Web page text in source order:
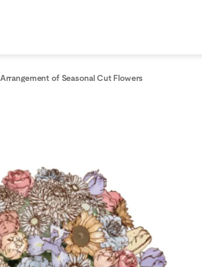
Arrangement of Seasonal Cut Flowers